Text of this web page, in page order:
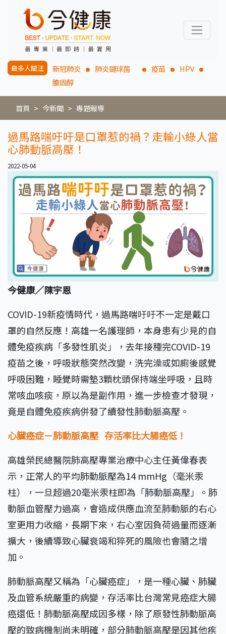
最多人關注 新冠肺炎 肺炎鏈球菌 疫苗
HPV
膽固醇
首頁 今新聞 專題報導
過馬路喘吁吁是口罩惹的禍？走輸小綠人當
心肺動脈高壓！
2022-05-04
今健康／陳宇恩
COVID-19新疫情時代，過馬路喘吁吁不一定是戴口
罩的自然反應！高雄一名護理師，本身患有少見的自
體免疫疾病「多發性肌炎」，去年接種完COVID-19
疫苗之後，呼吸狀態突然改變，洗完澡或如廁後感覺
呼吸困難，睡覺時需墊3顆枕頭保持端坐呼吸，且時
常咳血咳痰，原以為是副作用，進一步檢查才發現，
竟是自體免疫疾病併發了續發性肺動脈高壓。
心臟癌症－肺動脈高壓 存活率比大腸癌低！
高雄榮民總醫院肺高壓專業治療中心主任黃偉春表
示，正常人的平均肺動脈壓為14 mmHg（毫米汞
柱），一旦超過20毫米汞柱即為「肺動脈高壓」。肺
動脈血管壓力過高，會造成供應血流至肺動脈的右心
室更用力收縮，長期下來，右心室因負荷過量而逐漸
擴大，後續導致心臟衰竭和猝死的風險也會隨之增
加。
肺動脈高壓又稱為「心臟癌症」，是一種心臟、肺臟
及血管系統嚴重的病變，存活率比台灣常見癌症大腸
癌還低！肺動脈高壓成因多樣，除了原發性肺動脈高
壓的致病機制尚未明確，部分肺動脈高壓是因其他疾